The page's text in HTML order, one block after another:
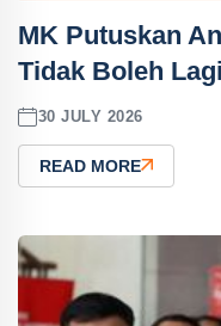
MK Putuskan
Tidak Boleh
30 JULY 2026
READ MORE